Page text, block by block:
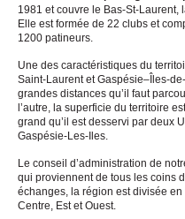
1981 et couvre le Bas-St-
Elle est formée de 22 clubs et
1200 patineurs.
Une des caractéristiques du
Saint-Laurent et Gaspésie–Îles-
grandes distances qu’il faut
l’autre, la superficie du territoire
grand qu’il est desservi par deux
Gaspésie-Les-Iles.
Le conseil d’administration de
qui proviennent de tous les coins
échanges, la région est divisée
Centre, Est et Ouest.